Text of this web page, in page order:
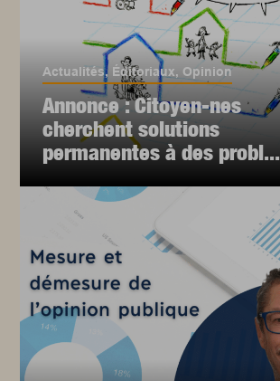
Actualités, Éditoriaux, Opinion
Annonce : Citoyen-nes
cherchent solutions
permanentes à des probl...